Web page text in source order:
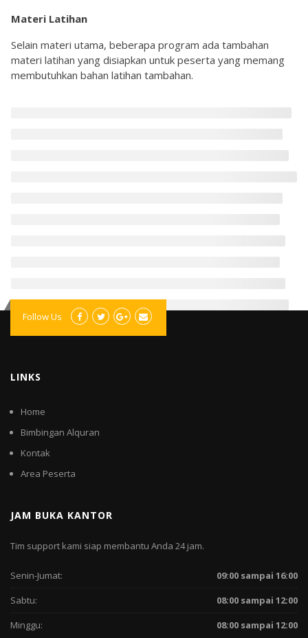
Materi Latihan
Selain materi utama, beberapa program ada tambahan
materi latihan yang disiapkan untuk peserta yang memang
membutuhkan bahan latihan tambahan.
Follow Us
LINKS
Home
Bimbingan Alquran
Kontak
Area Peserta
JAM BUKA KANTOR
Tim support kami siap membantu Anda 24 jam.
Senin-Jumat:
09:00 sampai 16:00
Sabtu:
08:00 sampai 12:00
Minggu:
08:00 sampai 12:00